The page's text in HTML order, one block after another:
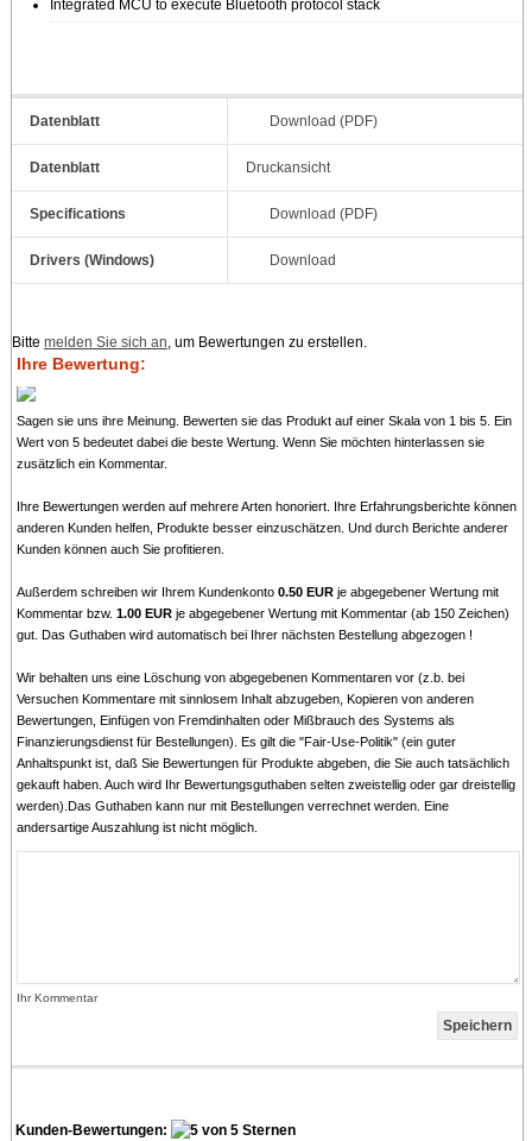
Integrated MCU to execute Bluetooth protocol stack
Datenblatt Download (PDF)
Datenblatt Druckansicht
Specifications Download (PDF)
Drivers (Windows) Download
Bitte melden Sie sich an, um Bewertungen zu erstellen.
Ihre Bewertung:
Sagen sie uns ihre Meinung. Bewerten sie das Produkt auf einer Skala von 1 bis 5. Ein
Wert von 5 bedeutet dabei die beste Wertung. Wenn Sie möchten hinterlassen sie
zusätzlich ein Kommentar.
Ihre Bewertungen werden auf mehrere Arten honoriert. Ihre Erfahrungsberichte können
anderen Kunden helfen, Produkte besser einzuschätzen. Und durch Berichte anderer
Kunden können auch Sie profitieren.
Außerdem schreiben wir Ihrem Kundenkonto0.50 EUR je abgegebener Wertung mit
Kommentar bzw.1.00 EUR je abgegebener Wertung mit Kommentar (ab 150 Zeichen)
gut. Das Guthaben wird automatisch bei Ihrer nächsten Bestellung abgezogen !
Wir behalten uns eine Löschung von abgegebenen Kommentaren vor (z.b. bei
Versuchen Kommentare mit sinnlosem Inhalt abzugeben, Kopieren von anderen
Bewertungen, Einfügen von Fremdinhalten oder Mißbrauch des Systems als
Finanzierungsdienst für Bestellungen). Es gilt die "Fair-Use-Politik" (ein guter
Anhaltspunkt ist, daß Sie Bewertungen für Produkte abgeben, die Sie auch tatsächlich
gekauft haben. Auch wird Ihr Bewertungsguthaben selten zweistellig oder gar dreistellig
werden).Das Guthaben kann nur mit Bestellungen verrechnet werden. Eine
andersartige Auszahlung ist nicht möglich.
Ihr Kommentar
Kunden-Bewertungen: